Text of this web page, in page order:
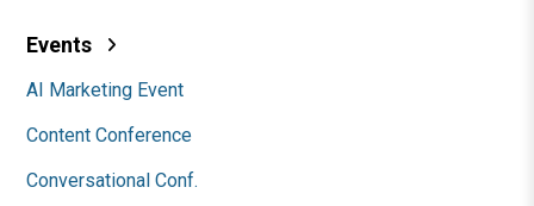
Events
AI Marketing Event
Content Conference
Conversational Conf.